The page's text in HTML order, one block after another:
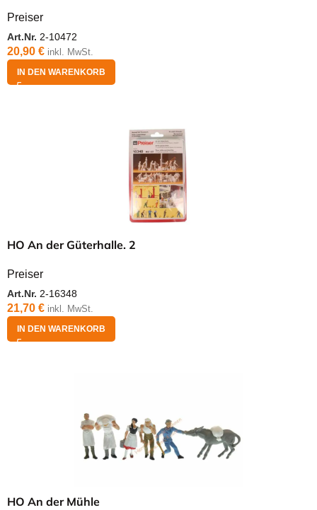
Preiser
Art.Nr. 2-10472
20,90 € inkl. MwSt.
IN DEN WARENKORB
HO An der Güterhalle. 2
Preiser
Art.Nr. 2-16348
21,70 € inkl. MwSt.
IN DEN WARENKORB
HO An der Mühle